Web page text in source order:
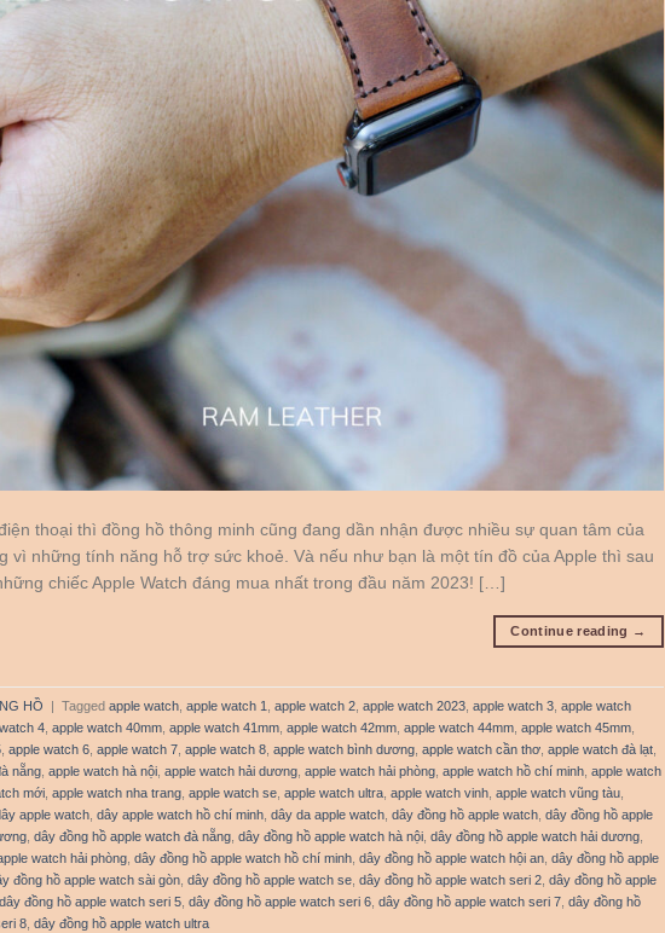
thoại thì đồng hồ thông minh cũng đang dần nhận được nhiều sự quan tâm của
vì những tính năng hỗ trợ sức khoẻ. Và nếu như bạn là một tín đồ của Apple thì sau
chiếc Apple Watch đáng mua nhất trong đầu năm 2023! […]
Continue reading →
HỒ | Tagged apple watch apple watch 1 apple watch 2 apple watch 2023 apple watch 3 apple watch
4 apple watch 40mm apple watch 41mm apple watch 42mm apple watch 44mm apple watch 45mm
apple watch 6 apple watch 7 apple watch 8 apple watch bình dương apple watch cần thơ apple watch đà lạt
nẵng apple watch hà nội apple watch hải dương apple watch hải phòng apple watch hồ chí minh apple watch
mới apple watch nha trang apple watch se apple watch ultra apple watch vinh apple watch vũng tàu
apple watch dây apple watch hồ chí minh dây da apple watch dây đồng hồ apple watch dây đồng hồ apple
dây đồng hồ apple watch đà nẵng dây đồng hồ apple watch hà nội dây đồng hồ apple watch hải dương
watch hải phòng dây đồng hồ apple watch hồ chí minh dây đồng hồ apple watch hội an dây đồng hồ apple
đồng hồ apple watch sài gòn dây đồng hồ apple watch se dây đồng hồ apple watch seri 2 dây đồng hồ apple
dây đồng hồ apple watch seri 5 dây đồng hồ apple watch seri 6 dây đồng hồ apple watch seri 7 dây đồng hồ
8 dây đồng hồ apple watch ultra